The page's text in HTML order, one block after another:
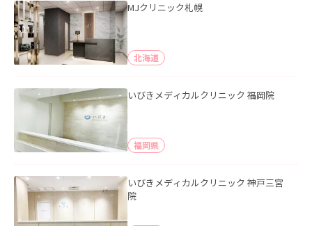
MJクリニック札幌
北海道
いびきメディカルクリニック 福岡院
福岡県
いびきメディカルクリニック 神戸三宮
院